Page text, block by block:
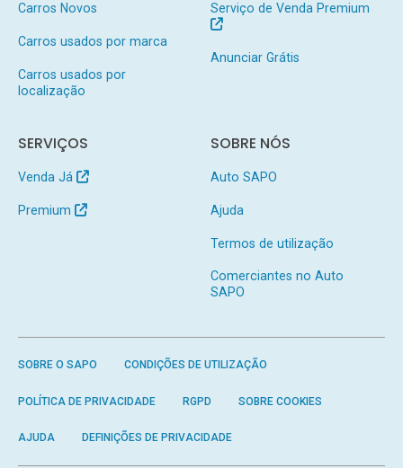
Carros Novos
Carros usados por marca
Carros usados por
localização
Serviço de Venda Premium
Anunciar Grátis
SERVIÇOS
Venda Já
Premium
SOBRE NÓS
Auto SAPO
Ajuda
Termos de utilização
Comerciantes no Auto
SAPO
SOBRE O SAPO CONDIÇÕES DE UTILIZAÇÃO
POLÍTICA DE PRIVACIDADE RGPD SOBRE COOKIES
AJUDA DEFINIÇÕES DE PRIVACIDADE